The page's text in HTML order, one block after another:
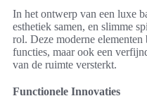
In het ontwerp van een luxe
esthetiek samen, en slimme
rol. Deze moderne
functies, maar ook een
van de ruimte versterkt.
Functionele Innovaties